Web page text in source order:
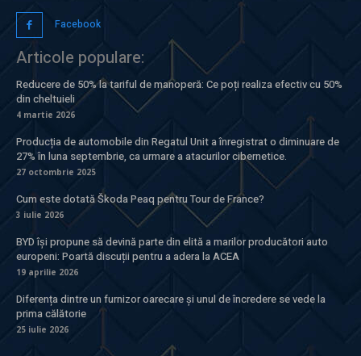
Facebook
Articole populare:
Reducere de 50% la tariful de manoperă: Ce poți realiza efectiv cu 50%
din cheltuieli
4 martie 2026
Producția de automobile din Regatul Unit a înregistrat o diminuare de
27% în luna septembrie, ca urmare a atacurilor cibernetice.
27 octombrie 2025
Cum este dotată Škoda Peaq pentru Tour de France?
3 iulie 2026
BYD își propune să devină parte din elită a marilor producători auto
europeni: Poartă discuții pentru a adera la ACEA
19 aprilie 2026
Diferența dintre un furnizor oarecare și unul de încredere se vede la
prima călătorie
25 iulie 2026